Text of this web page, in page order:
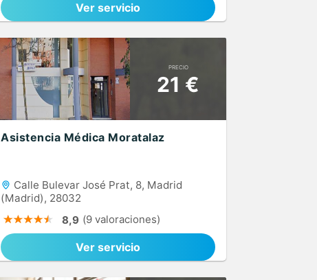
Ver servicio
PRECIO
21 €
Asistencia Médica Moratalaz
Calle Bulevar José Prat, 8, Madrid
(Madrid), 28032
8,9 (9 valoraciones)
Ver servicio